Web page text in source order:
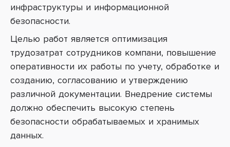
инфраструктуры и информационной
безопасности.
Целью работ является оптимизация
трудозатрат сотрудников компани, повышение
оперативности их работы по учету, обработке и
созданию, согласованию и утверждению
различной документации. Внедрение системы
должно обеспечить высокую степень
безопасности обрабатываемых и хранимых
данных.